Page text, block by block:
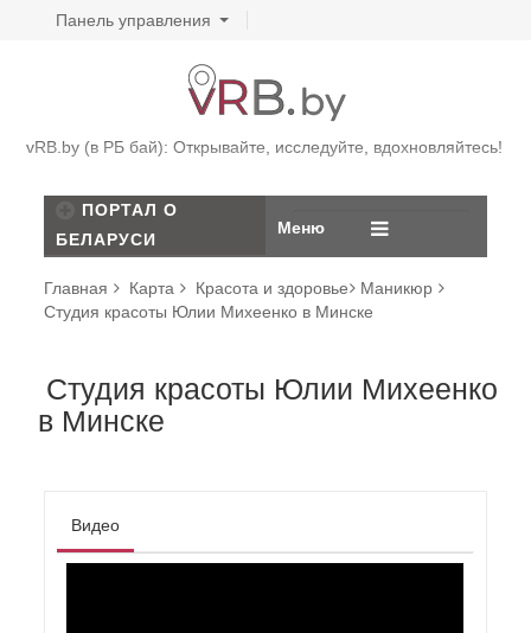
Панель управления
vRB.by (в РБ бай): Открывайте, исследуйте, вдохновляйтесь!
ПОРТАЛ О
БЕЛАРУСИ
Меню
Главная Карта Красота и здоровье
Маникюр
Студия красоты Юлии Михеенко в Минске
Студия красоты Юлии Михеенко
в Минске
Видео